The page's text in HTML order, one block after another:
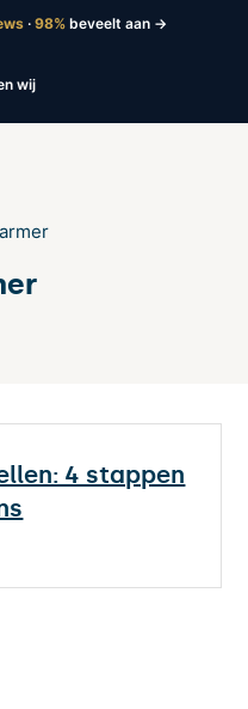
· 98% beveelt aan →
wij
4 stappen